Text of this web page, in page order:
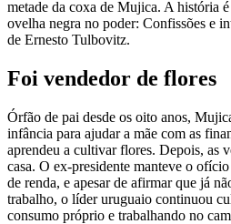
metade da coxa de Mujica. A história
ovelha negra no poder: Confissões e
de Ernesto Tulbovitz.
Foi vendedor de flores
Órfão de pai desde os oito anos,
infância para ajudar a mãe com as
aprendeu a cultivar flores. Depois, as
casa. O ex-presidente manteve o
de renda, e apesar de afirmar que já
trabalho, o líder uruguaio continuou
consumo próprio e trabalhando no